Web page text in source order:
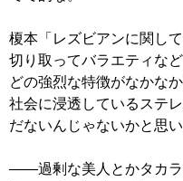
榎本「レズビアンに関し
切り取ってバラエティな
どの強烈な特徴がなかな
社会に浸透しているステ
だないんじゃないかと思い
――過剰な美人とかタカラ